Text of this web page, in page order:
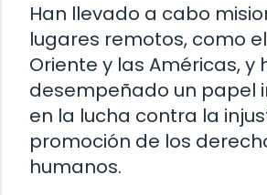
Han llevado a cabo
lugares remotos, como
Oriente y las Américas, y
desempeñado un papel
en la lucha contra la
promoción de los
humanos.